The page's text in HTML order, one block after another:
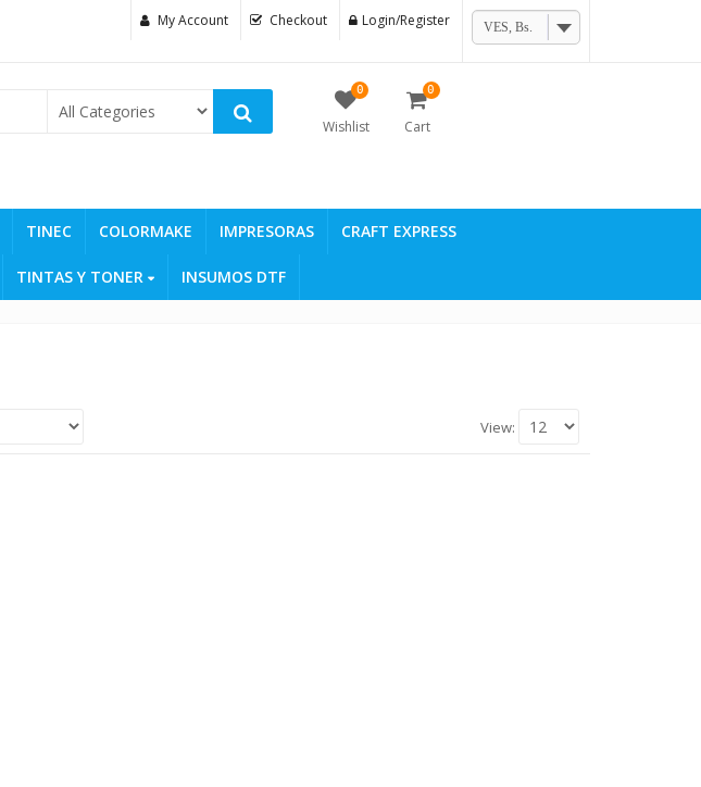
My Account Checkout Login/Register VES, Bs.
0
Wishlist
0
Cart
TINEC COLORMAKE IMPRESORAS CRAFT EXPRESS
TINTAS Y TONER INSUMOS DTF
View: